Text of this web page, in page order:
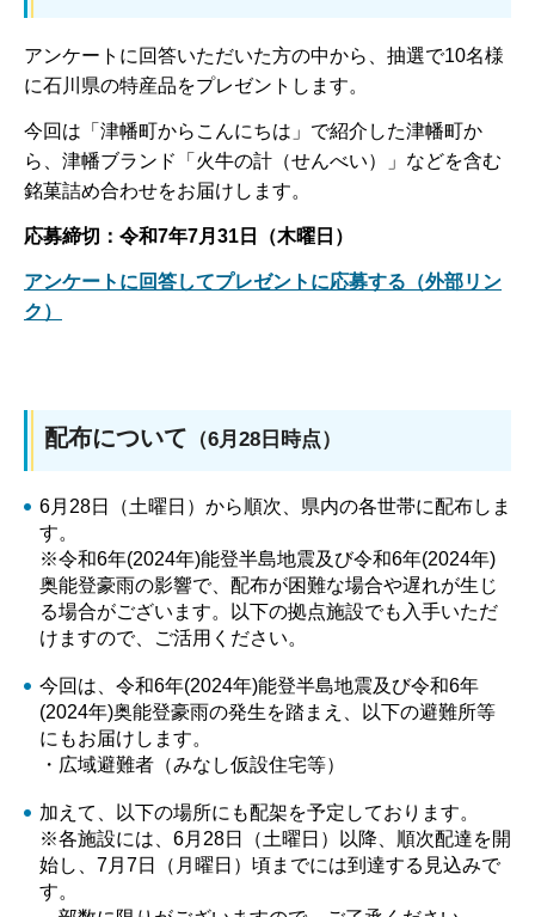
アンケートに回答いただいた方の中から、抽選で10名様
に石川県の特産品をプレゼントします。
今回は「津幡町からこんにちは」で紹介した津幡町か
ら、津幡ブランド「火牛の計（せんべい）」などを含む
銘菓詰め合わせをお届けします。
応募締切：令和7年7月31日（木曜日）
アンケートに回答してプレゼントに応募する（外部リン
ク）
配布について （6月28日時点）
6月28日（土曜日）から順次、県内の各世帯に配布しま
す。
※令和6年(2024年)能登半島地震及び令和6年(2024年)
奥能登豪雨の影響で、配布が困難な場合や遅れが生じ
る場合がございます。以下の拠点施設でも入手いただ
けますので、ご活用ください。
今回は、令和6年(2024年)能登半島地震及び令和6年
(2024年)奥能登豪雨の発生を踏まえ、以下の避難所等
にもお届けします。
・広域避難者（みなし仮設住宅等）
加えて、以下の場所にも配架を予定しております。
※各施設には、6月28日（土曜日）以降、順次配達を開
始し、7月7日（月曜日）頃までには到達する見込みで
す。